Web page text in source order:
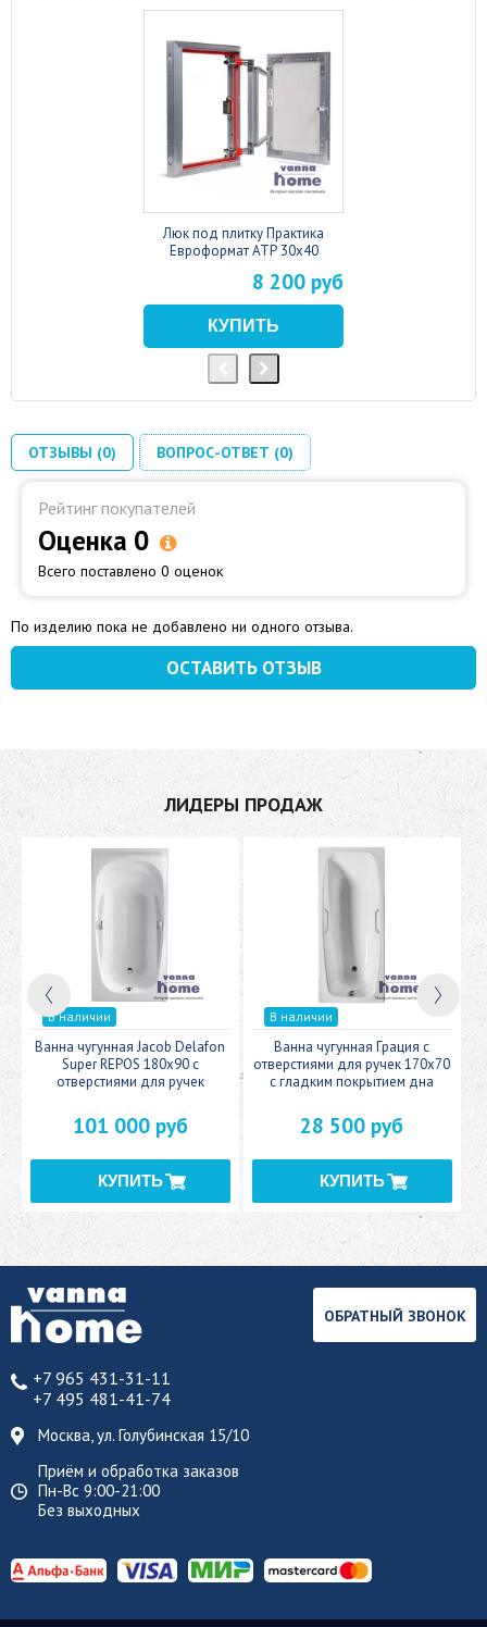
Люк под плитку Практика
Евроформат АТР 30x40
8 200 руб
ОТЗЫВЫ (0) ВОПРОС-ОТВЕТ (0)
Рейтинг покупателей
Оценка 0
Всего поставлено 0 оценок
По изделию пока не добавлено ни одного отзыва.
ОСТАВИТЬ ОТЗЫВ
ЛИДЕРЫ ПРОДАЖ
В наличии
Ванна чугунная Jacob Delafon
Super REPOS 180х90 с
отверстиями для ручек
101 000 руб
В наличии
Ванна чугунная Грация с
отверстиями для ручек 170х70
с гладким покрытием дна
28 500 руб
+7 965 431-31-11
+7 495 481-41-74
Москва, ул. Голубинская 15/10
Приём и обработка заказов
Пн-Вс 9:00-21:00
Без выходных
ОБРАТНЫЙ ЗВОНОК